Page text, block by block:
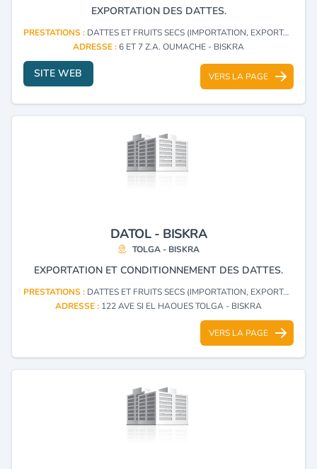
EXPORTATION DES DATTES.
PRESTATIONS : DATTES ET FRUITS SECS (IMPORTATION, EXPORTATION)
ADRESSE :6 ET 7 Z.A. OUMACHE - BISKRA
SITE WEB VERS LA PAGE
DATOL - BISKRA
TOLGA - BISKRA
EXPORTATION ET CONDITIONNEMENT DES DATTES.
PRESTATIONS : DATTES ET FRUITS SECS (IMPORTATION, EXPORTATION)
ADRESSE : 122 AVE SI EL HAOUES TOLGA - BISKRA
VERS LA PAGE